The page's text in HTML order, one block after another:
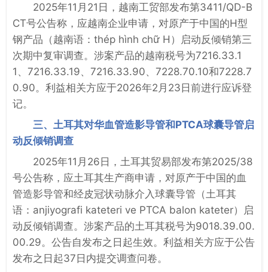
2025年11月21日，越南工贸部发布第3411/QD-B
CT号公告称，应越南企业申请，对原产于中国的H型
钢产品（越南语：thép hình chữ H）启动反倾销第三
次期中复审调查。涉案产品的越南税号为7216.33.1
1、7216.33.19、7216.33.90、7228.70.10和7228.7
0.90。利益相关方应于2026年2月23日前进行应诉登
记。
三、土耳其对华血管造影导管和PTCA球囊导管启
动反倾销调查
2025年11月26日，土耳其贸易部发布第2025/38
号公告称，应土耳其生产商申请，对原产于中国的血
管造影导管和经皮冠状动脉介入球囊导管（土耳其
语：anjiyografi kateteri ve PTCA balon kateter）启
动反倾销调查。涉案产品的土耳其税号为9018.39.00.
00.29。公告自发布之日起生效。利益相关方应于公告
发布之日起37日内提交调查问卷。